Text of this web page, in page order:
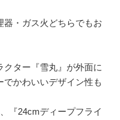
器・ガス火どちらでもお
ター『雪丸』が外面に
かわいいデザイン性も
『24cmディープフライ